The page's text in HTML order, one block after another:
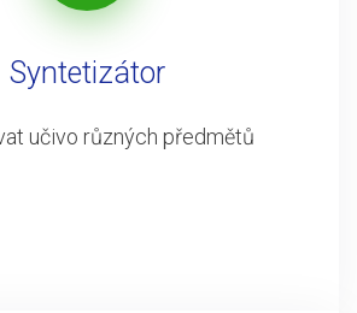
Syntetizátor
učivo různých předmětů